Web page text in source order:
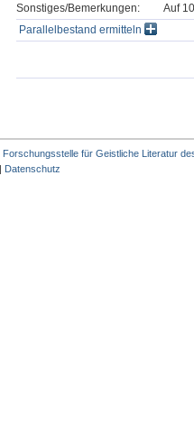
Sonstiges/Bemerkungen:
Auf
Parallelbestand ermitteln
für Geistliche Literatur
| Datenschutz